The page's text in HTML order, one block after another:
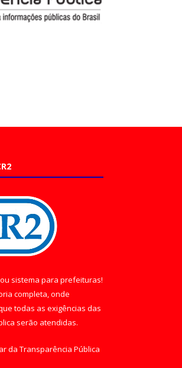
ou sistema para prefeituras!
completa, onde
todas as exigências das
serão atendidas.
da Transparência Pública